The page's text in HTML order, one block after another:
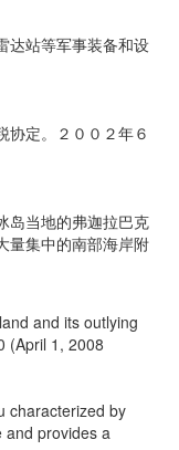
达站等军事装备和设
定。２００２年６
当地的弗迦拉巴克
量集中的南部海岸附
and its outlying
(April 1, 2008
characterized by
and provides a